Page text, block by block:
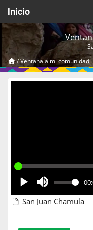
Inicio
Acerca de
Videos Temáticos
/Ventana a mi comunidad
San Juan Chamula